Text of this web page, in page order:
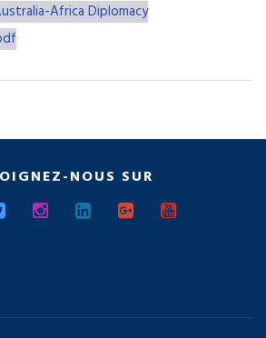
Africa Diplomacy
NOUS SUR